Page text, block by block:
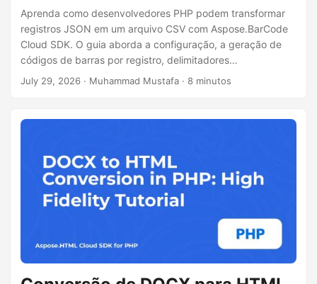
Aprenda como desenvolvedores PHP podem transformar
registros JSON em um arquivo CSV com Aspose.BarCode
Cloud SDK. O guia aborda a configuração, a geração de
códigos de barras por registro, delimitadores
personalizados, o tratamento de UTF-8 e dicas de
July 29, 2026 · Muhammad Mustafa · 8 minutos